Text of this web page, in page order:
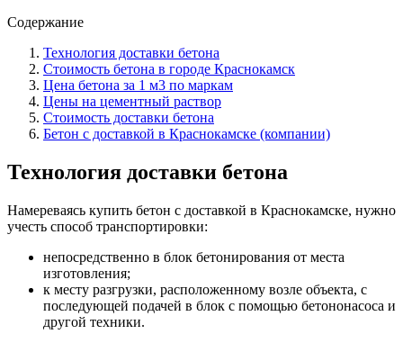
Содержание
Технология доставки бетона
Стоимость бетона в городе Краснокамск
Цена бетона за 1 м3 по маркам
Цены на цементный раствор
Стоимость доставки бетона
Бетон с доставкой в Краснокамске (компании)
Технология доставки бетона
Намереваясь купить бетон с доставкой в Краснокамске, нужно
учесть способ транспортировки:
непосредственно в блок бетонирования от места
изготовления;
к месту разгрузки, расположенному возле объекта, с
последующей подачей в блок с помощью бетононасоса и
другой техники.